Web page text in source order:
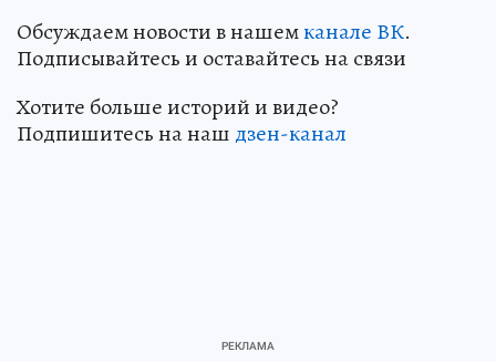
Обсуждаем новости в нашемканале ВК.
Подписывайтесь и оставайтесь на связи
Хотите больше историй и видео?
Подпишитесь на наш дзен-канал